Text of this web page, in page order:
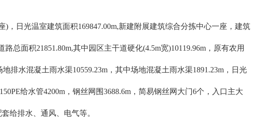
，日光温室建筑面积169847.00m,新建附展建筑综合分拣中心一座，建筑
总面积21851.80m,其中园区主干道硬化(4.5m宽)10119.96m，原有农用
排水混凝土雨水渠10559.23m，其中场地混凝土雨水渠1891.23m，日光
给水管4200m，钢丝网围3688.6m，简易钢丝网大门6个，入口主大
给排水、通风、电气等。